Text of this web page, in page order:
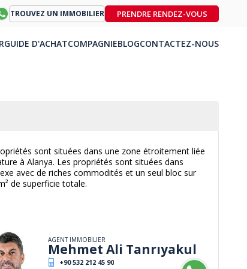
sont situées dans une zone étroitement liée
à Alanya. Les propriétés sont situées dans
avec de riches commodités et un seul bloc sur
de superficie totale.
AGENT IMMOBILIER
Mehmet Ali Tanrıyakul
+90 532 212 45 90
TROUVEZ UN IMMOBILIER PRENDRE RENDEZ-VOUS
GUIDE D'ACHATCOMPAGNIEBLOGCONTACTEZ-NOUS